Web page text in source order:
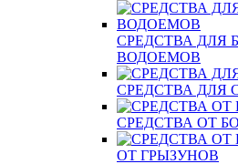
СРЕДСТВА ДЛЯ
ВОДОЕМОВ
СРЕДСТВА ДЛЯ
СРЕДСТВА ОТ
ОТ ГРЫЗУНОВ